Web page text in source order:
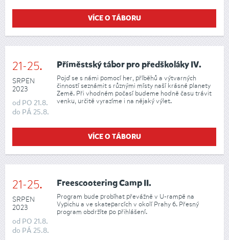
VÍCE O TÁBORU
21-25.
SRPEN
2023
od PO 21.8.
do PÁ 25.8.
Příměstský tábor pro předškoláky IV.
Pojď se s námi pomocí her, příběhů a výtvarných
činností seznámit s různými místy naší krásné planety
Země. Při vhodném počasí budeme hodně času trávit
venku, určitě vyrazíme i na nějaký výlet.
VÍCE O TÁBORU
21-25.
SRPEN
2023
od PO 21.8.
do PÁ 25.8.
Freescootering Camp II.
Program bude probíhat převážně v U-rampě na
Vypichu a ve skateparcích v okolí Prahy 6. Přesný
program obdržíte po přihlášení.